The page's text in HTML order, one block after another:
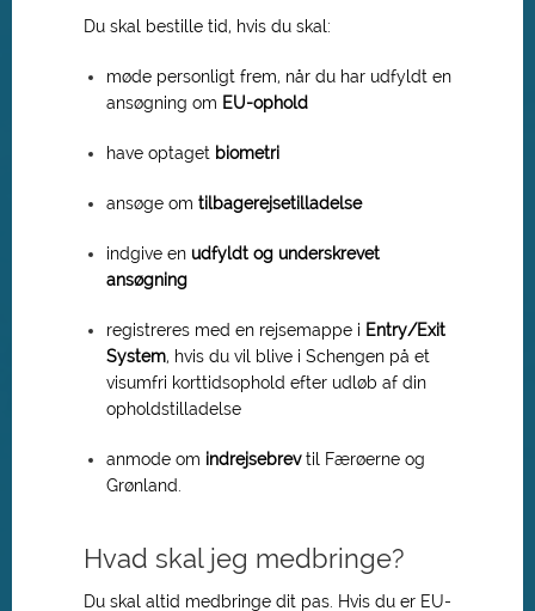
Du skal bestille tid, hvis du skal:
møde personligt frem, når du har udfyldt en
ansøgning om EU-ophold
have optaget biometri
ansøge om tilbagerejsetilladelse
indgive en udfyldt og underskrevet
ansøgning
registreres med en rejsemappe i Entry/Exit
System, hvis du vil blive i Schengen på et
visumfri korttidsophold efter udløb af din
opholdstilladelse
anmode om indrejsebrevtil Færøerne og
Grønland.
Hvad skal jeg medbringe?
Du skal altid medbringe dit pas. Hvis du er EU-